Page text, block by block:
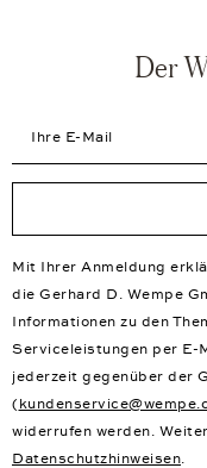
Der
Mit Ihrer Anmeldung
die Gerhard D. Wempe
Informationen zu den
Serviceleistungen per E-
jederzeit gegenüber der
(
widerrufen werden.
Datenschutzhinweisen.